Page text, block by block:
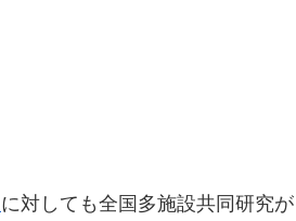
に対しても全国多施設共同研究が